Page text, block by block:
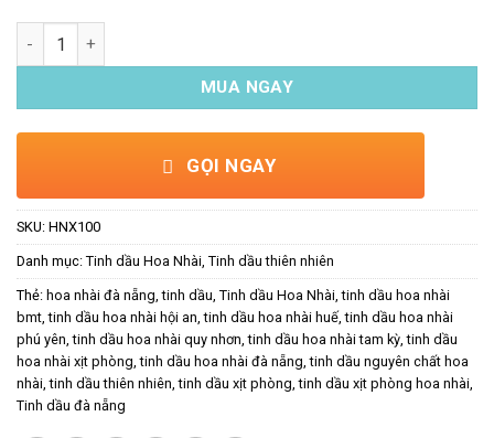
Tinh dầu Hoa Nhài xịt phòng 100ml số lượng
MUA NGAY
GỌI NGAY
SKU: HNX100
Danh mục: Tinh dầu Hoa Nhài Tinh dầu thiên nhiên
Thẻ: hoa nhài đà nẵng ,tinh dầu Tinh dầu Hoa Nhài ,tinh dầu hoa nhài
bmt ,tinh dầu hoa nhài hội an ,tinh dầu hoa nhài huế ,tinh dầu hoa nhài
phú yên ,tinh dầu hoa nhài quy nhơn ,tinh dầu hoa nhài tam kỳ ,tinh dầu
hoa nhài xịt phòng ,tinh dầu hoa nhài đà nẵng ,tinh dầu nguyên chất hoa
nhài ,tinh dầu thiên nhiên ,tinh dầu xịt phòng ,tinh dầu xịt phòng hoa nhài
Tinh dầu đà nẵng